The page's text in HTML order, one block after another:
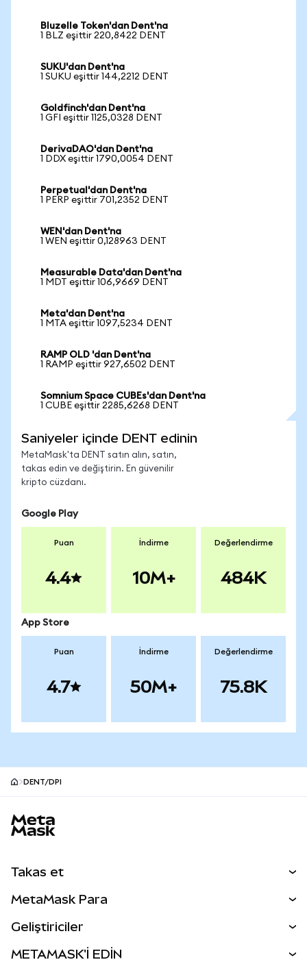
Bluzelle Token'dan Dent'na
1 BLZ eşittir 220,8422 DENT
SUKU'dan Dent'na
1 SUKU eşittir 144,2212 DENT
Goldfinch'dan Dent'na
1 GFI eşittir 1125,0328 DENT
DerivaDAO'dan Dent'na
1 DDX eşittir 1790,0054 DENT
Perpetual'dan Dent'na
1 PERP eşittir 701,2352 DENT
WEN'dan Dent'na
1 WEN eşittir 0,128963 DENT
Measurable Data'dan Dent'na
1 MDT eşittir 106,9669 DENT
Meta'dan Dent'na
1 MTA eşittir 1097,5234 DENT
RAMP OLD 'dan Dent'na
1 RAMP eşittir 927,6502 DENT
Somnium Space CUBEs'dan Dent'na
1 CUBE eşittir 2285,6268 DENT
Saniyeler içinde DENT edinin
MetaMask'ta DENT satın alın, satın,
takas edin ve değiştirin. En güvenilir
kripto cüzdanı.
Google Play
Puan
4.4
İndirme
10M+
Değerlendirme
484K
App Store
Puan
4.7
İndirme
50M+
Değerlendirme
75.8K
DENT/DPI
Takas et
Perps
MetaMask Para
Geliştiriciler
METAMASK'İ EDİN